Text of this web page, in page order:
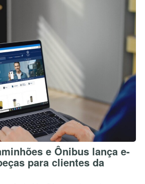
e Ônibus lança e-
para clientes da